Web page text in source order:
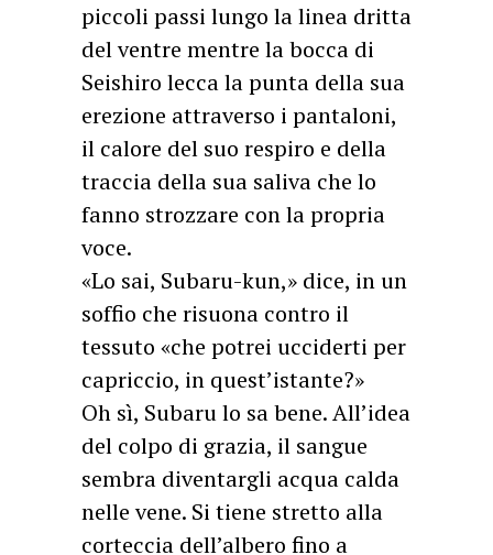
piccoli passi lungo la linea dritta
del ventre mentre la bocca di
Seishiro lecca la punta della sua
erezione attraverso i pantaloni,
il calore del suo respiro e della
traccia della sua saliva che lo
fanno strozzare con la propria
voce.
«Lo sai, Subaru-kun,» dice, in un
soffio che risuona contro il
tessuto «che potrei ucciderti per
capriccio, in quest’istante?»
Oh sì, Subaru lo sa bene. All’idea
del colpo di grazia, il sangue
sembra diventargli acqua calda
nelle vene. Si tiene stretto alla
corteccia dell’albero fino a